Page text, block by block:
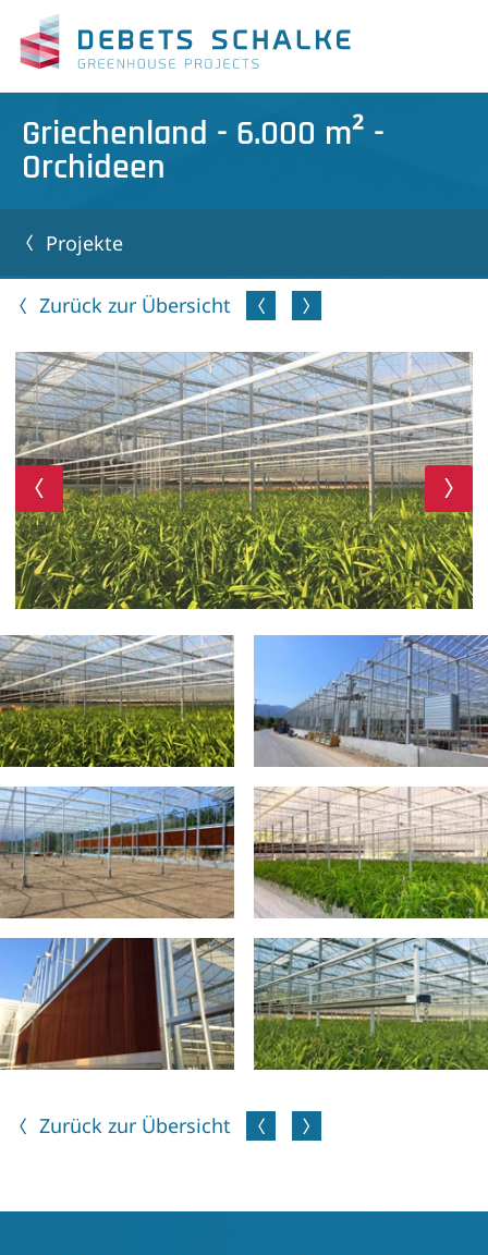
Griechenland - 6.000 m² -
Orchideen
Projekte
Zurück zur Übersicht
Zurück zur Übersicht